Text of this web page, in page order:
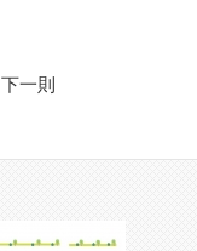
下一則